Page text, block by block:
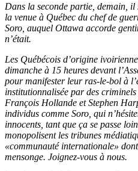
Dans la seconde partie, demain,
la venue à Québec du chef de
Soro, auquel Ottawa accorde
n’était.
Les Québécois d’origine
dimanche à 15 heures devant
pour manifester leur ras-le-bol à
institutionnalisée par des
François Hollande et Stephen
individus comme Soro, qui
innocents, tant que ça se passe
monopolisent les tribunes
«communauté internationale»
mensonge. Joignez-vous à nous.